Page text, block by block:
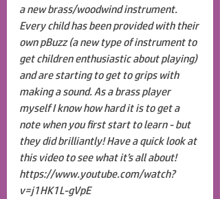
a new brass/woodwind instrument.
Every child has been provided with their
own pBuzz (a new type of instrument to
get children enthusiastic about playing)
and are starting to get to grips with
making a sound. As a brass player
myself I know how hard it is to get a
note when you first start to learn - but
they did brilliantly! Have a quick look at
this video to see what it’s all about!
https://www.youtube.com/watch?
v=j1HK1L-gVpE